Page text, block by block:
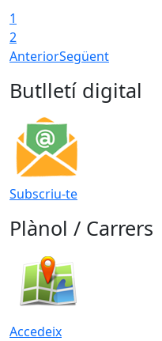
1
2
AnteriorSegüent
Butlletí digital
Subscriu-te
Plànol / Carrers
Accedeix